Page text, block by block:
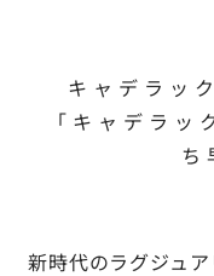
キャデラッ
「キャデラ
ち
新時代のラグジュ